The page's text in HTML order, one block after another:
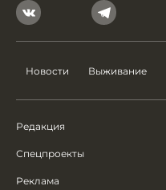
Новости Выживание
Редакция
Спецпроекты
Реклама